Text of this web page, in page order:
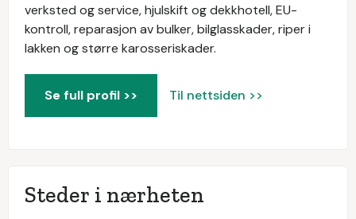
verksted og service, hjulskift og dekkhotell, EU-
kontroll, reparasjon av bulker, bilglasskader, riper i
lakken og større karosseriskader.
Se full profil >> Til nettsiden >>
Steder i nærheten